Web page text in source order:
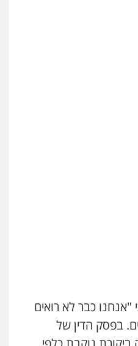
"אנחנו כבר לא רואים
בפסק הדין של